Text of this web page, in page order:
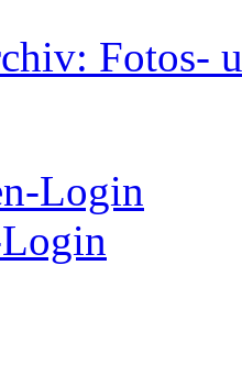
Fotos-
Login